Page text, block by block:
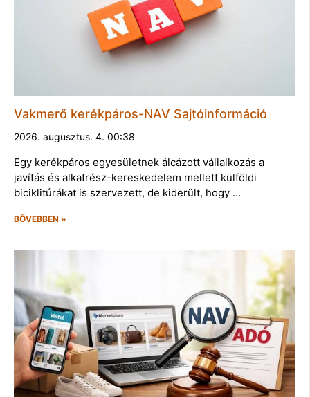
Vakmerő kerékpáros-NAV Sajtóinformáció
2026. augusztus. 4. 00:38
Egy kerékpáros egyesületnek álcázott vállalkozás a
javítás és alkatrész-kereskedelem mellett külföldi
biciklitúrákat is szervezett, de kiderült, hogy …
BŐVEBBEN »